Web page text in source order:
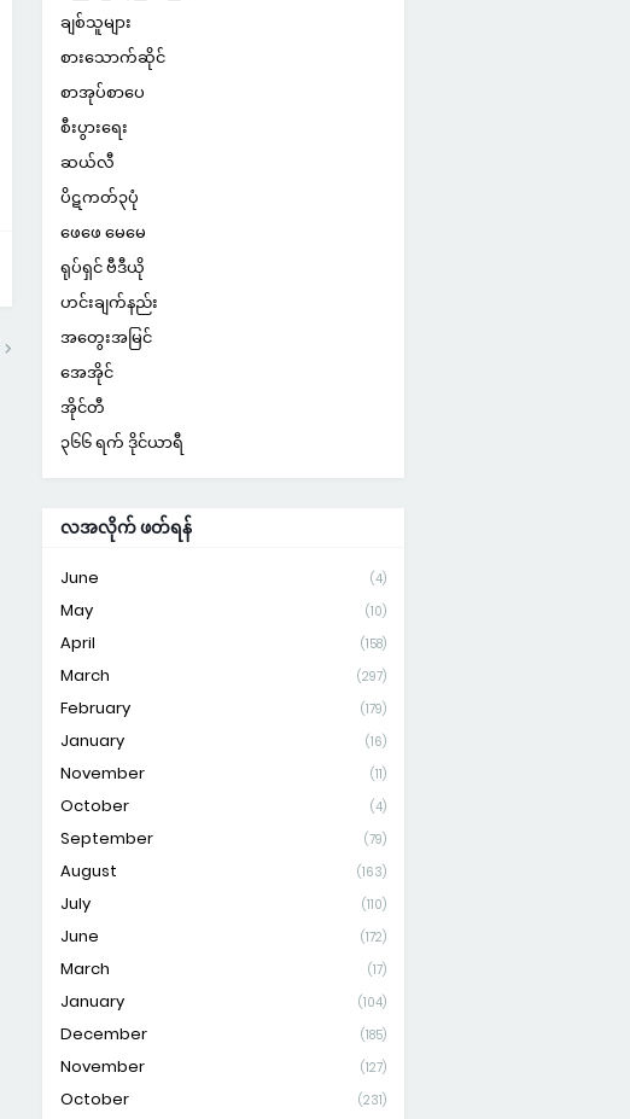
ချစ်သူများ
စားသောက်ဆိုင်
စာအုပ်စာပေ
စီးပွားရေး
ဆယ်လီ
ပိဋကတ်၃ပုံ
ဖေဖေ မေမေ
ရုပ်ရှင် ဗီဒီယို
ဟင်းချက်နည်း
အတွေးအမြင်
အေအိုင်
အိုင်တီ
၃၆၆ ရက် ဒိုင်ယာရီ
လအလိုက် ဖတ်ရန်
June (4)
May (10)
April (158)
March (297)
February (179)
January (16)
November (11)
October (4)
September (79)
August (163)
July (110)
June (172)
March (17)
January (104)
December (185)
November (127)
October (231)